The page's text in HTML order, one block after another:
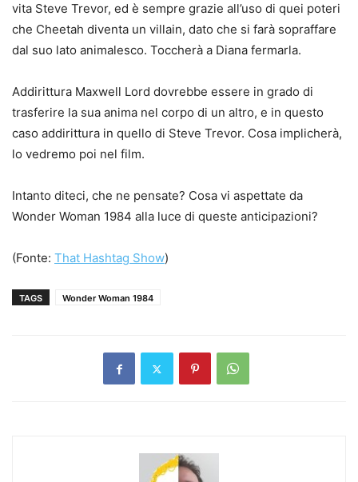
vita Steve Trevor, ed è sempre grazie all’uso di quei poteri
che Cheetah diventa un villain, dato che si farà sopraffare
dal suo lato animalesco. Toccherà a Diana fermarla.
Addirittura Maxwell Lord dovrebbe essere in grado di
trasferire la sua anima nel corpo di un altro, e in questo
caso addirittura in quello di Steve Trevor. Cosa implicherà,
lo vedremo poi nel film.
Intanto diteci, che ne pensate? Cosa vi aspettate da
Wonder Woman 1984 alla luce di queste anticipazioni?
(Fonte: That Hashtag Show)
TAGS Wonder Woman 1984